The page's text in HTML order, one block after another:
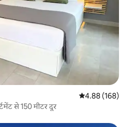
औसत रेटिंग 5 में से
4.88 (168)
से 150 मीटर दूर